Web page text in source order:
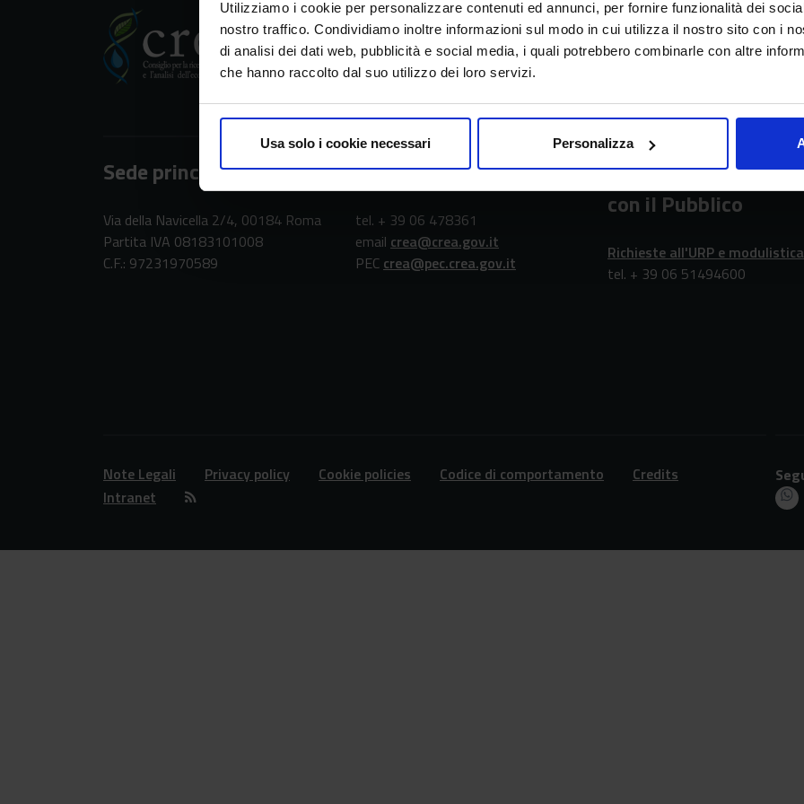
Utilizziamo i cookie per personalizzare contenuti ed annunci, per fornire funzionalità dei
nostro traffico. Condividiamo inoltre informazioni sul modo in cui utilizza il nostro sito con i
di analisi dei dati web, pubblicità e social media, i quali potrebbero combinarle con altre
che hanno raccolto dal suo utilizzo dei loro servizi.
Usa solo i cookie necessari Personalizza
CREA
Consiglio per la ricerca in agricoltura e l’analisi dell’economia agraria
Sede principale
Via della Navicella 2/4, 00184 Roma
Partita IVA 08183101008
C.F.: 97231970589
Contatti
tel. + 39 06 478361
email crea@crea.gov.it
PEC crea@pec.crea.gov.it
URP - Ufficio
con il Pubblico
Richieste all'URP e modulistica
tel. + 39 06 51494600
Note Legali Privacy policy Cookie policies Codice di comportamento
Credits
Intranet